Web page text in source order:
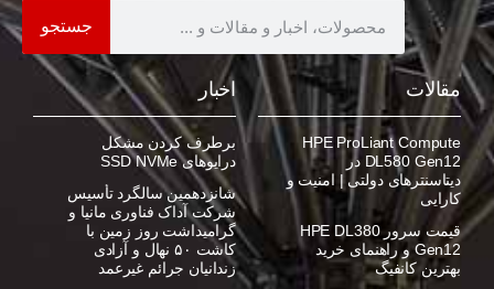
جستجو
مقالات
HPE ProLiant Compute
DL580 Gen12 در
دیتاسنترهای دولتی | امنیت و
کارایی
قیمت سرور HPE DL380
Gen12 و راهنمای خرید
بهترین کانفیگ
اخبار
برطرف کردن مشکل
درایوهای SSD NVMe
شانزدهمین سالگرد تأسیس
شرکت آداک فناوری مانیا و
گرامیداشت روز زمین با
کاشت ۵۰ نهال و آزادی
زندانیان جرائم غیرعمد